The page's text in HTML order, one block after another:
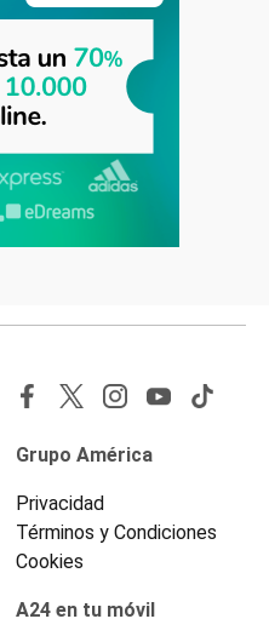
Grupo América
Privacidad
Términos y Condiciones
Cookies
A24 en tu móvil